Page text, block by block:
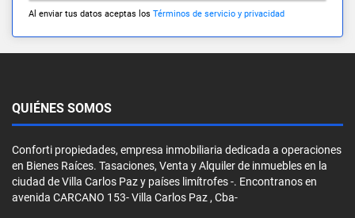
Al enviar tus datos aceptas los Términos de servicio y privacidad
QUIÉNES SOMOS
Conforti propiedades, empresa inmobiliaria dedicada a operaciones
en Bienes Raíces. Tasaciones, Venta y Alquiler de inmuebles en la
ciudad de Villa Carlos Paz y países limítrofes -. Encontranos en
avenida CARCANO 153- Villa Carlos Paz , Cba-